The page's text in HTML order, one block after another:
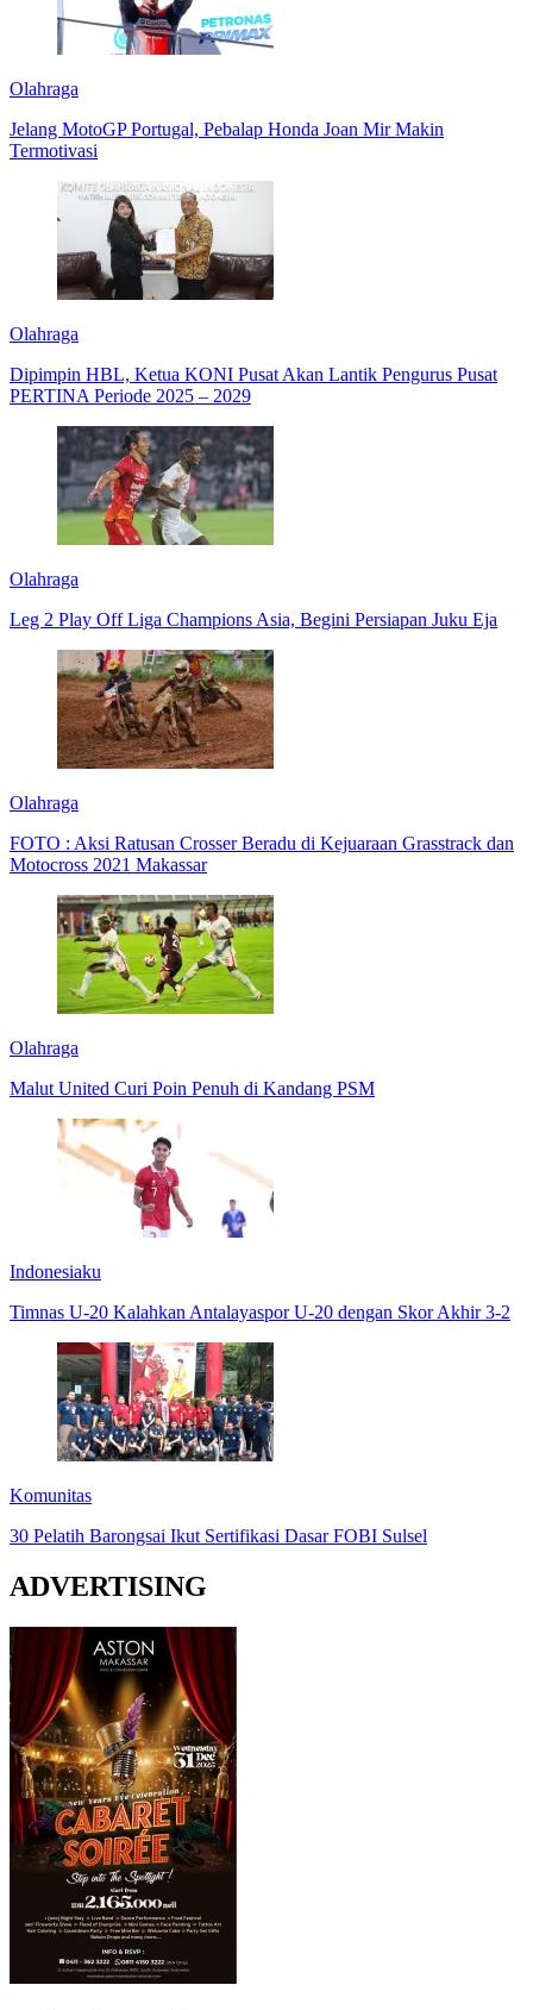
Olahraga
Jelang MotoGP Portugal, Pebalap Honda Joan Mir Makin
Termotivasi
Olahraga
Dipimpin HBL, Ketua KONI Pusat Akan Lantik Pengurus Pusat
PERTINA Periode 2025 – 2029
Olahraga
Leg 2 Play Off Liga Champions Asia, Begini Persiapan Juku Eja
Olahraga
FOTO : Aksi Ratusan Crosser Beradu di Kejuaraan Grasstrack dan
Motocross 2021 Makassar
Olahraga
Malut United Curi Poin Penuh di Kandang PSM
Indonesiaku
Timnas U-20 Kalahkan Antalayaspor U-20 dengan Skor Akhir 3-2
Komunitas
30 Pelatih Barongsai Ikut Sertifikasi Dasar FOBI Sulsel
ADVERTISING